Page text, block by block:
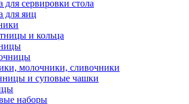
для сервировки стола
для яиц
и кольца
молочники, сливочники
и суповые чашки
наборы